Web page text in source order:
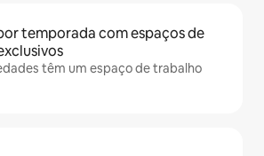
temporada com espaços de
têm um espaço de trabalho